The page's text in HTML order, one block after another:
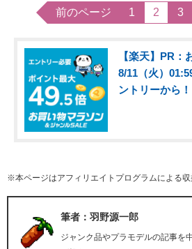
前のページ 1 2 3
【楽天】PR：
8/11（火）
ントリーから！
※本ページはアフィリエイトプログラムによる
筆者：羽野源一郎
ジャンク品やプラモデルの記事を